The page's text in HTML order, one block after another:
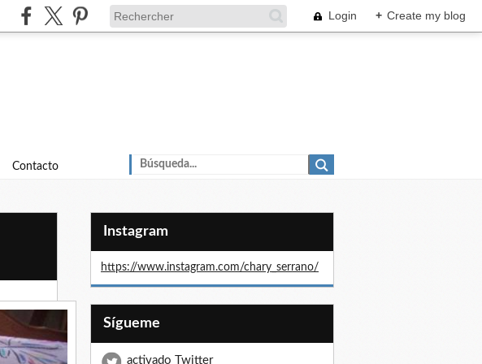
Login + Create my blog
Contacto
Instagram
https://www.instagram.com/chary_serrano/
Sígueme
activado Twitter